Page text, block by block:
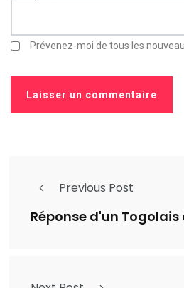
Prévenez-moi de tous les
Previous Post
Réponse d'un